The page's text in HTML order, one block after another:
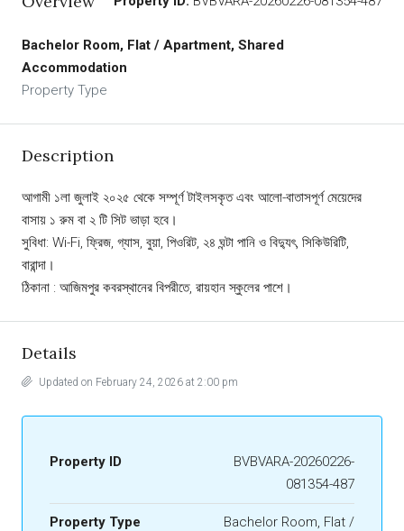
Bachelor Room, Flat / Apartment, Shared
Accommodation
Property Type
Description
আগামী ১লা জুলাই ২০২৫ থেকে সম্পূর্ণ টাইলসকৃত এবং আলো-বাতাসপূর্ণ মেয়েদের
বাসায় ১ রুম বা ২ টি সিট ভাড়া হবে।
সুবিধা: Wi-Fi, ফ্রিজ, গ্যাস, বুয়া, পিওরিট, ২৪ ঘন্টা পানি ও বিদ্যুৎ, সিকিউরিটি,
বারান্দা।
ঠিকানা : আজিমপুর কবরস্থানের বিপরীতে, রায়হান স্কুলের পাশে।
Details
Updated on February 24, 2026 at 2:00 pm
Property ID
BVBVARA-20260226-
081354-487
Property Type
Bachelor Room, Flat /